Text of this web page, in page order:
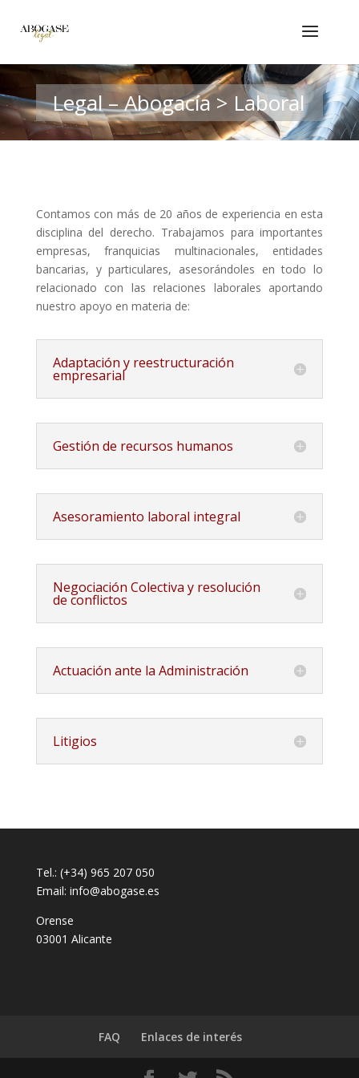
Legal – Abogacía > Laboral
Contamos con más de 20 años de experiencia en esta
disciplina del derecho. Trabajamos para importantes
empresas, franquicias multinacionales, entidades
bancarias, y particulares, asesorándoles en todo lo
relacionado con las relaciones laborales aportando
nuestro apoyo en materia de:
Adaptación y reestructuración
empresarial
Gestión de recursos humanos
Asesoramiento laboral integral
Negociación Colectiva y resolución
de conflictos
Actuación ante la Administración
Litigios
Tel.: (+34) 965 207 050
Email: info@abogase.es
Orense
03001 Alicante
FAQ Enlaces de interés